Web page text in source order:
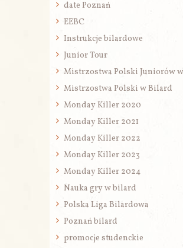
date Poznań
EEBC
Instrukcje bilardowe
Junior Tour
Mistrzostwa Polski Juniorów
Mistrzostwa Polski w Bilard
Monday Killer 2020
Monday Killer 2021
Monday Killer 2022
Monday Killer 2023
Monday Killer 2024
Nauka gry w bilard
Polska Liga Bilardowa
Poznań bilard
promocje studenckie